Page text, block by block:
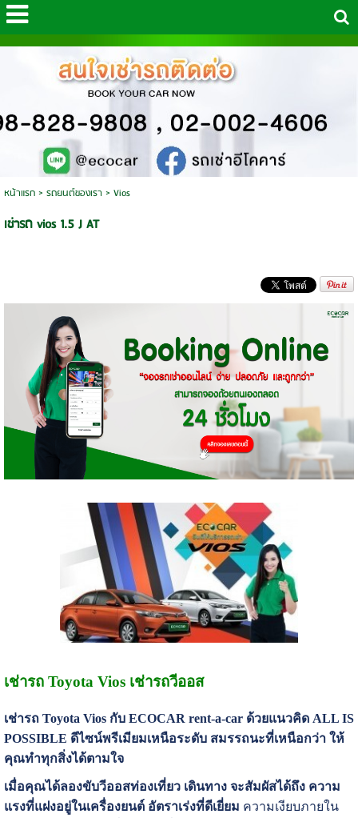
หน้าแรก> รถยนต์ของเรา > Vios
เช่ารถ vios 1.5 J AT
เช่ารถ Toyota Vios เช่ารถวีออส
เช่ารถ Toyota Vios กับ ECOCAR rent-a-car ด้วยแนวคิด ALL IS
POSSIBLE ดีไซน์พรีเมียมเหนือระดับ สมรรถนะที่เหนือกว่า ให้
คุณทำทุกสิ่งได้ตามใจ
เมื่อคุณได้ลองขับวีออสท่องเที่ยว เดินทาง จะสัมผัสได้ถึง ความ
แรงที่แฝงอยู่ในเครื่องยนต์ อัตราเร่งที่ดีเยี่ยม ความเงียบภายใน